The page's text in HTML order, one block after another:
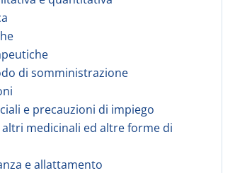
di somministrazione
e precauzioni di impiego
medicinali ed altre forme di
e allattamento